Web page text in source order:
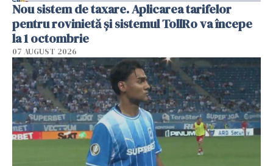
Nou sistem de taxare. Aplicarea tarifelor
pentru rovinietă şi sistemul TollRo va începe
la 1 octombrie
07 AUGUST 2026